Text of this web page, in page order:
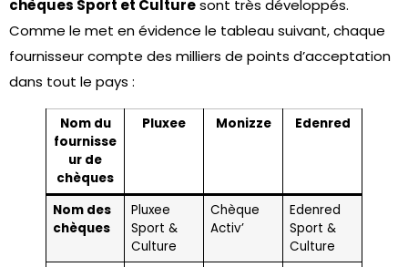
chèques Sport et Culturesont très développés.
Comme le met en évidence le tableau suivant, chaque
fournisseur compte des milliers de points d’acceptation
dans tout le pays :
Nom du
fournisse
ur de
chèques
Pluxee Monizze Edenred
Nom des
chèques
Pluxee
Sport &
Culture
Chèque
Activ’
Edenred
Sport &
Culture